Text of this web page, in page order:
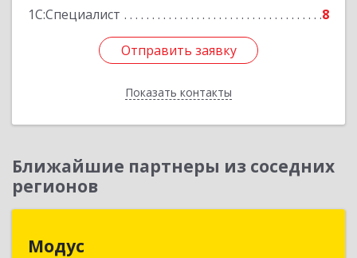
1С:Специалист
8
Отправить заявку
Показать контакты
Отправить заявку
Назад
Ближайшие партнеры из соседних
регионов
Модус